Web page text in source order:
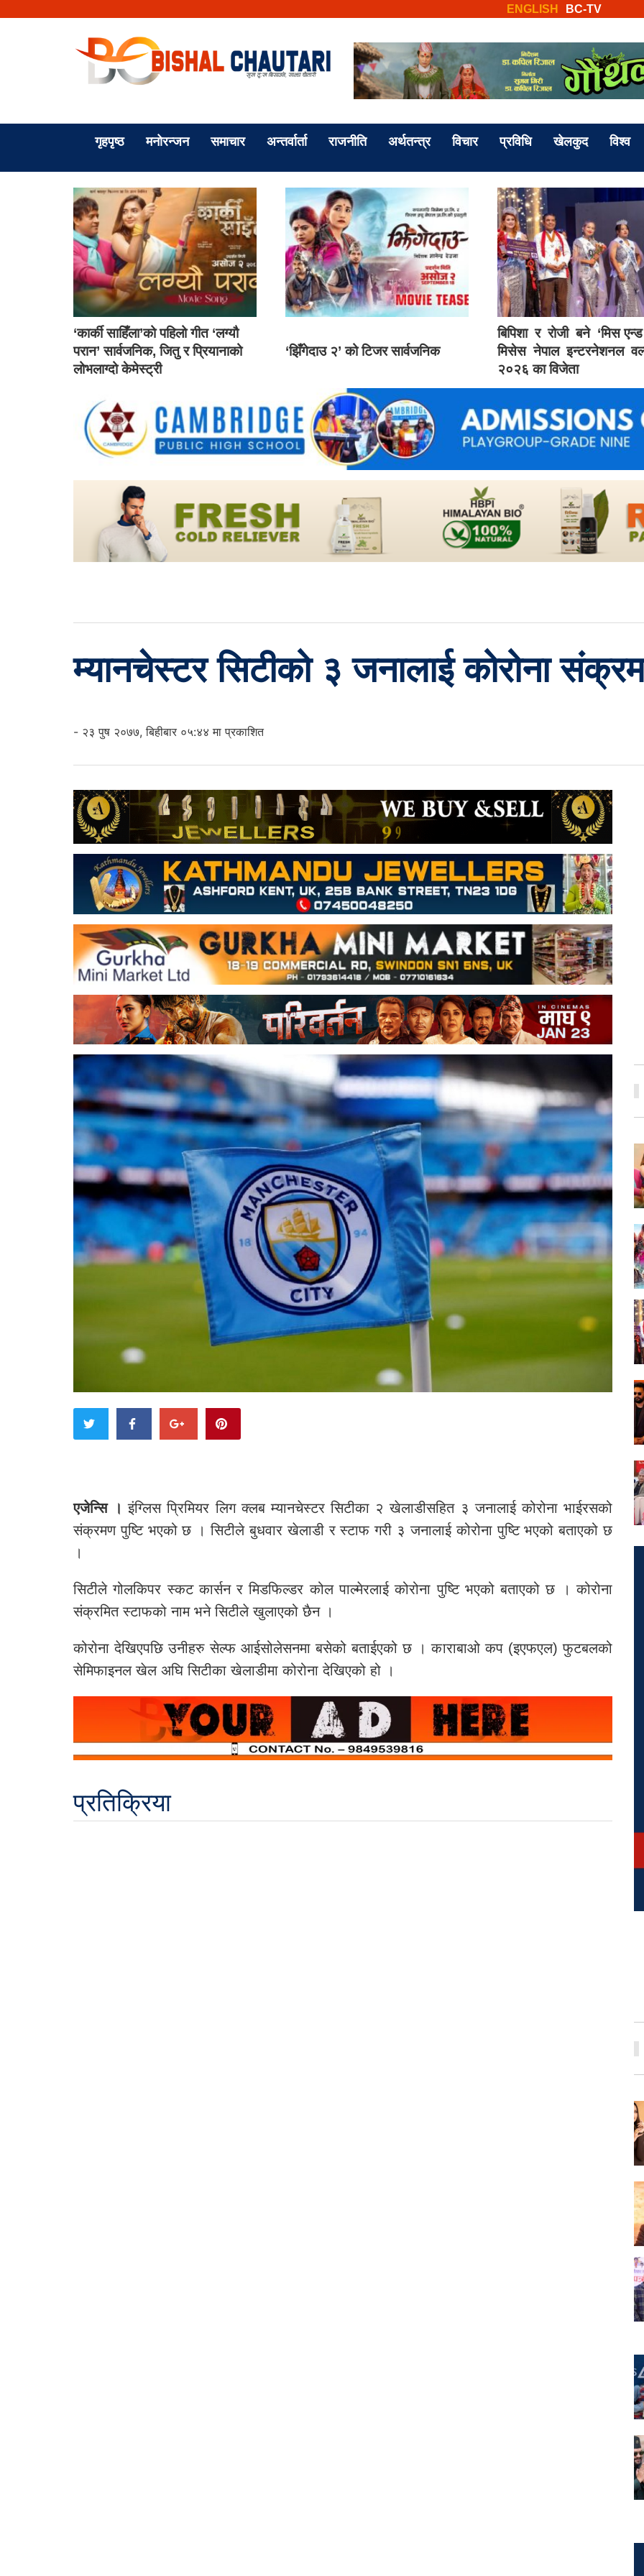
BC-TV
ENGLISH
गृहपृष्ठ मनोरन्जन समाचार अन्तर्वार्ता राजनीति अर्थतन्त्र विचार प्रविधि खेलकुद विश्व
‘कार्की साहिँला’को पहिलो गीत ‘लग्यौ
परान’ सार्वजनिक, जितु र प्रियानाको
लोभलाग्दो केमेस्ट्री
‘झिँगेदाउ २’ को टिजर सार्वजनिक
बिपिशा र रोजी बने ‘मिस
मिसेस नेपाल इन्टरनेशनल
२०२६ का विजेता
म्यानचेस्टर सिटीको ३ जनालाई कोरोना
- २३ पुष २०७७, बिहीबार ०५:४४ मा प्रकाशित
एजेन्सि । इंग्लिस प्रिमियर लिग क्लब म्यानचेस्टर सिटीका २ खेलाडीसहित ३ जनालाई कोरोना भाईरसको
संक्रमण पुष्टि भएको छ । सिटीले बुधवार खेलाडी र स्टाफ गरी ३ जनालाई कोरोना पुष्टि भएको बताएको छ
।
सिटीले गोलकिपर स्कट कार्सन र मिडफिल्डर कोल पाल्मेरलाई कोरोना पुष्टि भएको बताएको छ । कोरोना
संक्रमित स्टाफको नाम भने सिटीले खुलाएको छैन ।
कोरोना देखिएपछि उनीहरु सेल्फ आईसोलेसनमा बसेको बताईएको छ । काराबाओ कप (इएफएल) फुटबलको
सेमिफाइनल खेल अघि सिटीका खेलाडीमा कोरोना देखिएको हो ।
प्रतिक्रिया